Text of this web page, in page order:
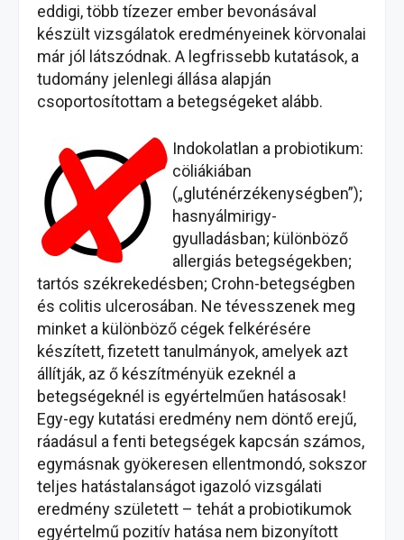
eddigi, több tízezer ember bevonásával
készült vizsgálatok eredményeinek körvonalai
már jól látszódnak. A legfrissebb kutatások, a
tudomány jelenlegi állása alapján
csoportosítottam a betegségeket alább.
Indokolatlan a probiotikum:
cöliákiában
(„gluténérzékenységben”);
hasnyálmirigy-
gyulladásban; különböző
allergiás betegségekben;
tartós székrekedésben; Crohn-betegségben
és colitis ulcerosában. Ne tévesszenek meg
minket a különböző cégek felkérésére
készített, fizetett tanulmányok, amelyek azt
állítják, az ő készítményük ezeknél a
betegségeknél is egyértelműen hatásosak!
Egy-egy kutatási eredmény nem döntő erejű,
ráadásul a fenti betegségek kapcsán számos,
egymásnak gyökeresen ellentmondó, sokszor
teljes hatástalanságot igazoló vizsgálati
eredmény született – tehát a probiotikumok
egyértelmű pozitív hatása nem bizonyított